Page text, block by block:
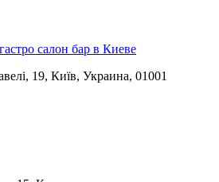
салон бар в Киеве
19, Київ, Украина, 01001